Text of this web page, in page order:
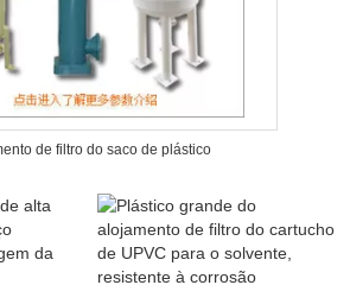
de filtro do saco de plástico